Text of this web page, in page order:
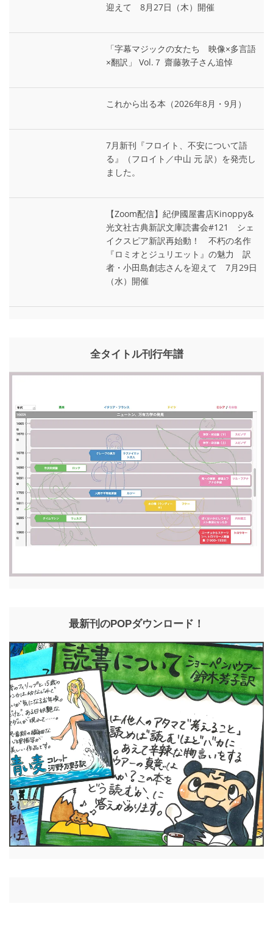
迎えて 8月27日（木）開催
「字幕マジックの女たち 映像×多言語
×翻訳」 Vol.７ 齋藤敦子さん追悼
これから出る本（2026年8月・9月）
7月新刊『フロイト、不安について語
る』（フロイト／中山 元 訳）を発売し
ました。
【Zoom配信】紀伊國屋書店Kinoppy&
光文社古典新訳文庫読書会#121 シェ
イクスピア新訳再始動！ 不朽の名作
『ロミオとジュリエット』の魅力 訳
者・小田島創志さんを迎えて 7月29日
（水）開催
全タイトル刊行年譜
最新刊のPOPダウンロード！